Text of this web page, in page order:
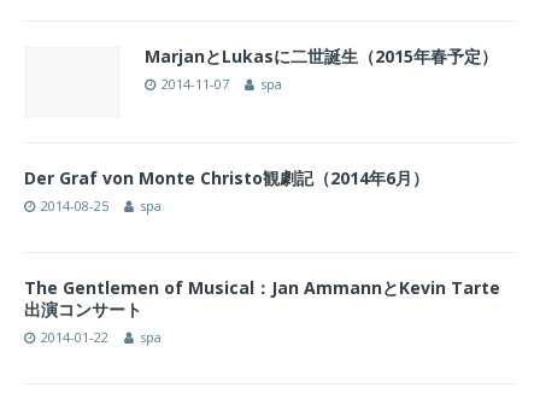
MarjanとLukasに二世誕生（2015年春予定）
2014-11-07 spa
Der Graf von Monte Christo観劇記（2014年6月）
2014-08-25 spa
The Gentlemen of Musical：Jan AmmannとKevin Tarte
出演コンサート
2014-01-22 spa